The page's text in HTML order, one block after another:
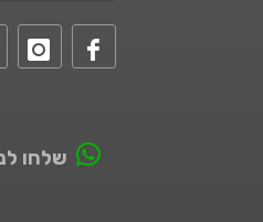
שלחו